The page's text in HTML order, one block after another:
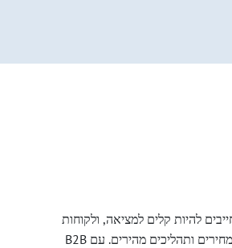
להיות קלים למציאה, ולקוחות
B2B מצפים לרשימות מוצרים ברורות, רשימות מחירים ותהליכים מהירים. עם bluetronix תוכלו להקים את פורטל התעשייה שלכם בשלבים שונים – מהופעה